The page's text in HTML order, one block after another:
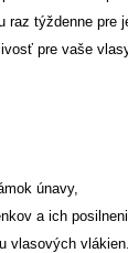
týždenne pre
pre vaše
únavy,
a ich
vlasových vlákien.